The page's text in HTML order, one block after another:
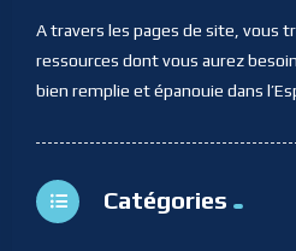
A travers les pages de site, vous
ressources dont vous aurez
bien remplie et épanouie dans
Catégories